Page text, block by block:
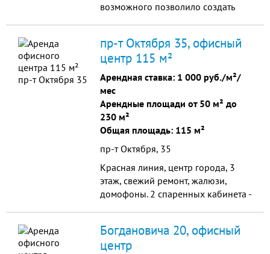
возможного позволило создать
запросы арендаторов.
пр-т Октября 35, офисный
центр 115 м²
Арендная ставка: 1 000 руб./м²/
мес
Арендные площади от 50 м² до
230 м²
Общая площадь: 115 м²
пр-т Октября, 35
Красная линия, центр города, 3
этаж, свежий ремонт, жалюзи,
домофоны. 2 cпаренных кабинета -
Богдановича 20, офисный
центр